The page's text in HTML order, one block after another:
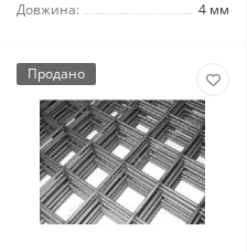
Довжина:
4 мм
Продано